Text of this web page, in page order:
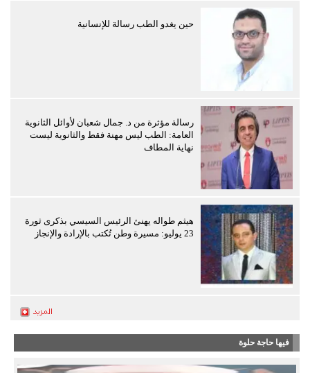
حين يغدو الطب رسالة للإنسانية
رسالة مؤثرة من د. جمال شعبان لأوائل الثانوية
العامة: الطب ليس مهنة فقط والثانوية ليست
نهاية المطاف
هيثم طواله يهنئ الرئيس السيسي بذكرى ثورة
23 يوليو: مسيرة وطن تُكتب بالإرادة والإنجاز
فيها حاجة حلوة